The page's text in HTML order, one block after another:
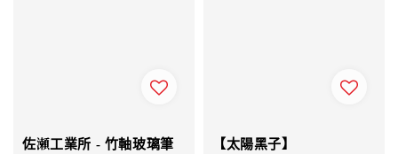
佐瀬工業所 - 竹軸玻璃筆
【太陽黑子】